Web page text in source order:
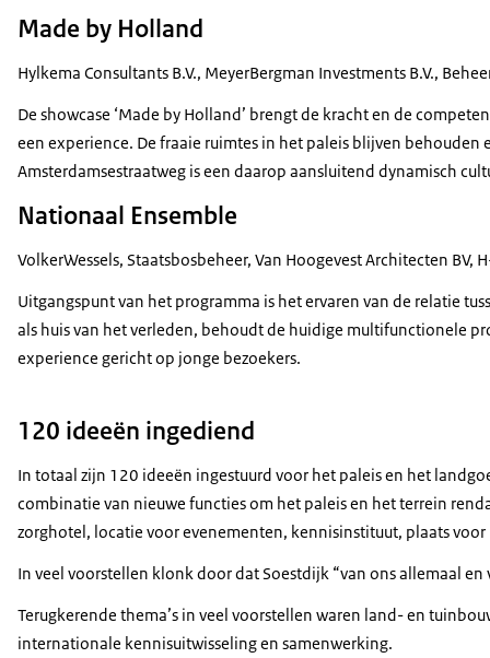
Made by Holland
Hylkema Consultants B.V., MeyerBergman Investments B.V.,
De showcase ‘Made by Holland’ brengt de kracht en de
een experience. De fraaie ruimtes in het paleis blijven
Amsterdamsestraatweg is een daarop aansluitend dynamisch
Nationaal Ensemble
VolkerWessels, Staatsbosbeheer, Van Hoogevest Architecten
Uitgangspunt van het programma is het ervaren van de relatie
als huis van het verleden, behoudt de huidige multifunctionele
experience gericht op jonge bezoekers.
120 ideeën ingediend
In totaal zijn 120 ideeën ingestuurd voor het paleis en het
combinatie van nieuwe functies om het paleis en het terrein
zorghotel, locatie voor evenementen, kennisinstituut, plaats
In veel voorstellen klonk door dat Soestdijk “van ons allemaal en
Terugkerende thema’s in veel voorstellen waren land- en
internationale kennisuitwisseling en samenwerking.